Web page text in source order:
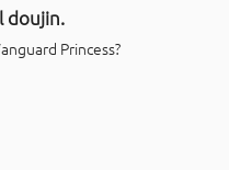
doujin.
Princess?